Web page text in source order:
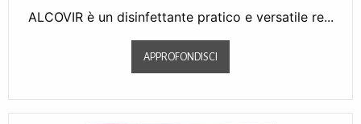
ALCOVIR è un disinfettante pratico e versatile re...
APPROFONDISCI